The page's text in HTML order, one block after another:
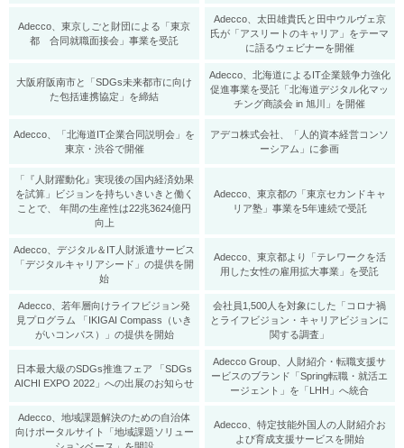
Adecco、東京しごと財団による「東京
都 合同就職面接会」事業を受託
Adecco、太田雄貴氏と田中ウルヴェ京
氏が「アスリートのキャリア」をテーマ
に語るウェビナーを開催
大阪府阪南市と「SDGs未来都市に向け
た包括連携協定」を締結
Adecco、北海道によるIT企業競争力強化
促進事業を受託「北海道デジタル化マッ
チング商談会 in 旭川」を開催
Adecco、「北海道IT企業合同説明会」を
東京・渋谷で開催
アデコ株式会社、「人的資本経営コンソ
ーシアム」に参画
「『人財躍動化』実現後の国内経済効果
を試算」ビジョンを持ちいきいきと働く
ことで、 年間の生産性は22兆3624億円
向上
Adecco、東京都の「東京セカンドキャ
リア塾」事業を5年連続で受託
Adecco、デジタル＆IT人財派遣サービス
「デジタルキャリアシード」の提供を開
始
Adecco、東京都より「テレワークを活
用した女性の雇用拡大事業」を受託
Adecco、若年層向けライフビジョン発
見プログラム 「IKIGAI Compass（いき
がいコンパス）」の提供を開始
会社員1,500人を対象にした「コロナ禍
とライフビジョン・キャリアビジョンに
関する調査」
日本最大級のSDGs推進フェア 「SDGs
AICHI EXPO 2022」への出展のお知らせ
Adecco Group、人財紹介・転職支援サ
ービスのブランド「Spring転職・就活エ
ージェント」を「LHH」へ統合
Adecco、地域課題解決のための自治体
向けポータルサイト「地域課題ソリュー
Adecco、特定技能外国人の人財紹介お
よび育成支援サービスを開始